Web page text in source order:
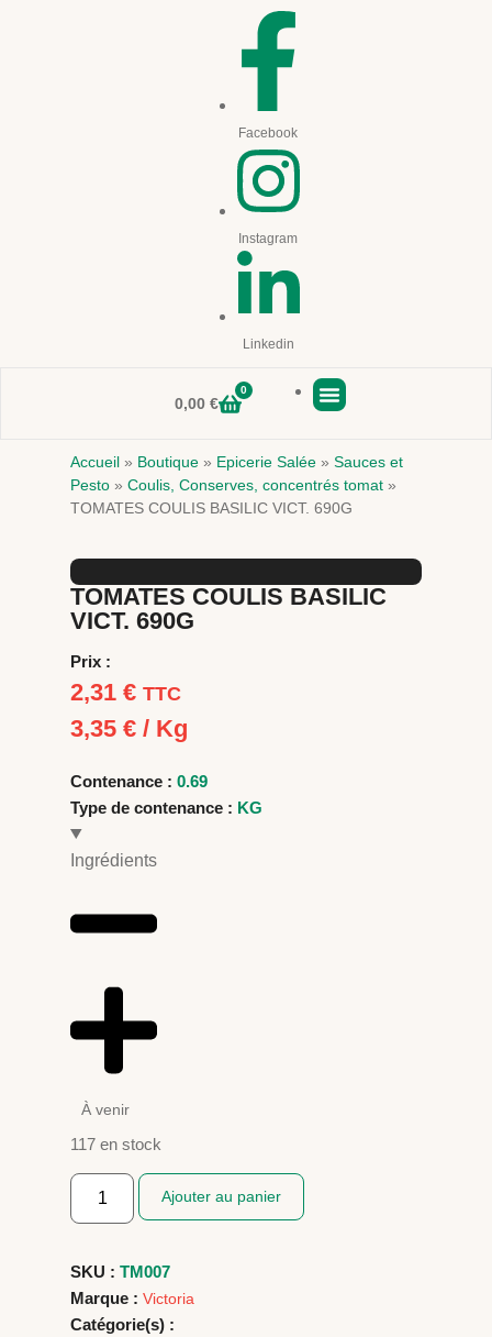
Facebook
Instagram
Linkedin
0,00€
0
Accueil » Boutique » Epicerie Salée » Sauces et
Pesto » Coulis, Conserves, concentrés tomat »
TOMATES COULIS BASILIC VICT. 690G
TOMATES COULIS BASILIC
VICT. 690G
Prix :
2,31 € TTC
3,35 € / Kg
Contenance : 0.69
Type de contenance : KG
Ingrédients
À venir
117 en stock
Ajouter au panier
SKU : TM007
Marque : Victoria
Catégorie(s) :